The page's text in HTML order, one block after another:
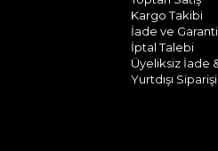
Kargo Takibi
İade ve Garanti
İptal Talebi
Üyeliksiz İade
Yurtdışı